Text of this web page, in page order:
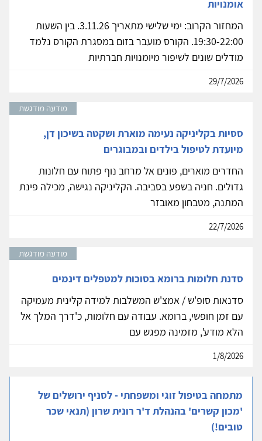
אומנויות
המחזור הקרוב: ימי שלישי מתאריך 3.11.26. בין השעות
19:30-22:00. הקורס מועבר בזום במסגרת הקורס נלמד
מודלים שונים לשיפור מיומנויות חברתיות
29/7/2026
מודעה מודגשת
ססיות בקליניקה נעימה מוארת ושקטה בשיכון דן,
מיועדת לטיפול בילדים ובמבוגרים
החדרים מוארים, פונים אל מרחב נוף פתוח עם חלונות
גדולים. חניה בשפע בסביבה. הקליניקה נגישה, מכילה פינת
המתנה, מטבחון מאובזר
22/7/2026
מודעה מודגשת
סדנת חלומות ברומא בסוכות למטפלים דינמים
סדנאות סופ'ש / אמצ'ש המשלבות למידה קלינית מעמיקה
עם זמן חופשי, ברומא. עבודה עם חלומות, כ'דרך המלך אל
הלא מודע', מזמינה מפגש עם
1/8/2026
מתמחה בטיפול זוגי ומשפחתי - לסניף ירושלים של
'מכון קשרים' בהנהלת ד'ר רונית שרון (תנאי שכר
טובים!)